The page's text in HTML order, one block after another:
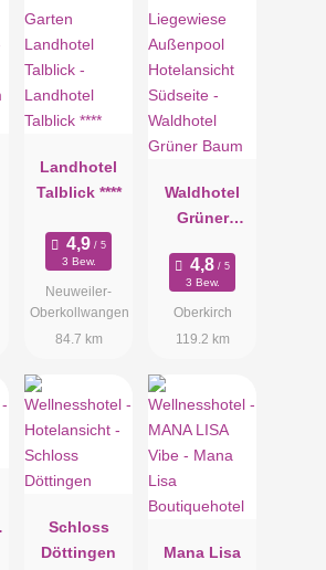
Landhotel
Talblick ****
3 Bew.
Neuweiler-
Oberkollwangen
84.7 km
Waldhotel
Grüner
3 Bew.
Oberkirch
119.2 km
Schloss
Döttingen
Mana Lisa